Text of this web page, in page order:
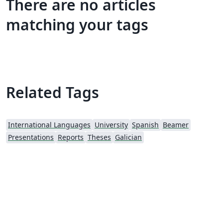
There are no articles
matching your tags
Related Tags
International Languages University Spanish Beamer
Presentations Reports Theses Galician